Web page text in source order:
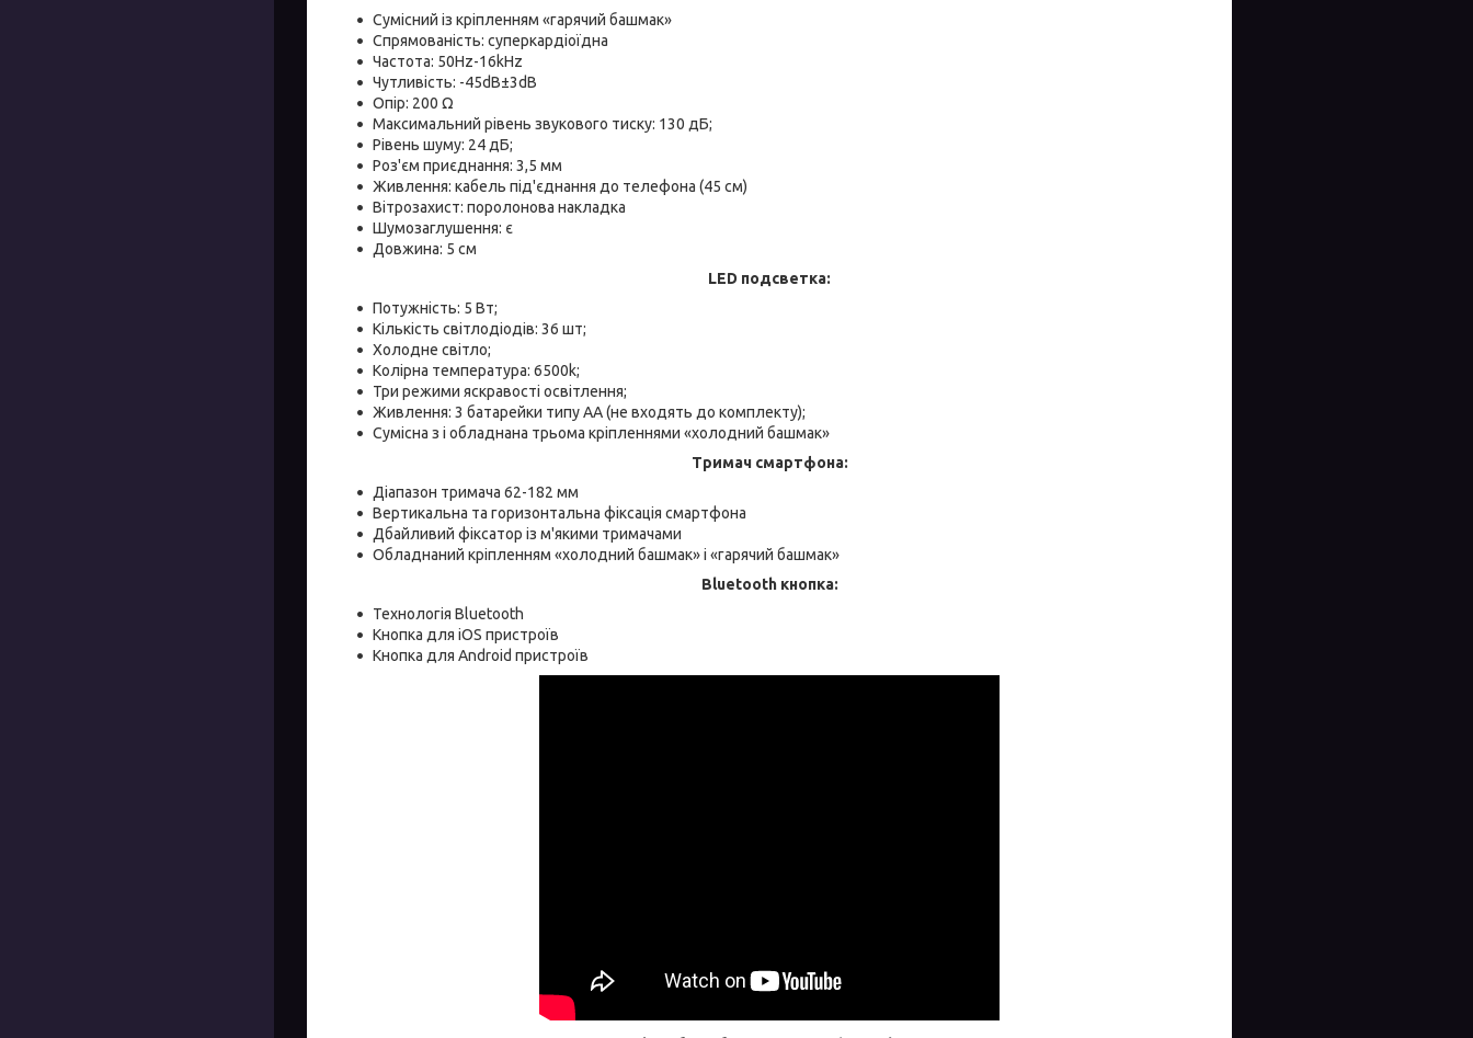
Сумісний із кріпленням «гарячий башмак»
Спрямованість: суперкардіоїдна
Частота: 50Hz-16kHz
Чутливість: -45dB±3dB
Опір: 200 Ω
Максимальний рівень звукового тиску: 130 дБ;
Рівень шуму: 24 дБ;
Роз'єм приєднання: 3,5 мм
Живлення: кабель під'єднання до телефона (45 см)
Вітрозахист: поролонова накладка
Шумозаглушення: є
Довжина: 5 см
LED подсветка:
Потужність: 5 Вт;
Кількість світлодіодів: 36 шт;
Холодне світло;
Колірна температура: 6500k;
Три режими яскравості освітлення;
Живлення: 3 батарейки типу АА (не входять до комплекту);
Сумісна з і обладнана трьома кріпленнями «холодний башмак»
Тримач смартфона:
Діапазон тримача 62-182 мм
Вертикальна та горизонтальна фіксація смартфона
Дбайливий фіксатор із м'якими тримачами
Обладнаний кріпленням «холодний башмак» і «гарячий башмак»
Bluetooth кнопка:
Технологія Bluetooth
Кнопка для iOS пристроїв
Кнопка для Android пристроїв